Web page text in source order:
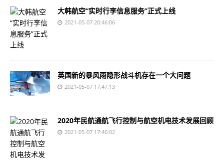
大韩航空“实时行李信息服务”正式上线
2021-05-07 20:46:06
英国新的暴风雨隐形战斗机存在一个大问题
2021-05-07 17:47:13
2020年民航通航飞行控制与航空机电技术发展回顾
2021-05-07 17:46:02